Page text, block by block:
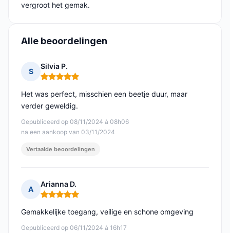
vergroot het gemak.
Alle beoordelingen
S
Silvia P.
Opmerking: 5 van 5
Gepubliceerd op 08/11/2024 à 08h06
na een aankoop van 03/11/2024
Het was perfect, misschien een beetje duur, maar
verder geweldig.
Vertaalde beoordelingen
A
Arianna D.
Opmerking: 5 van 5
Gepubliceerd op 06/11/2024 à 16h17
Gemakkelijke toegang, veilige en schone omgeving